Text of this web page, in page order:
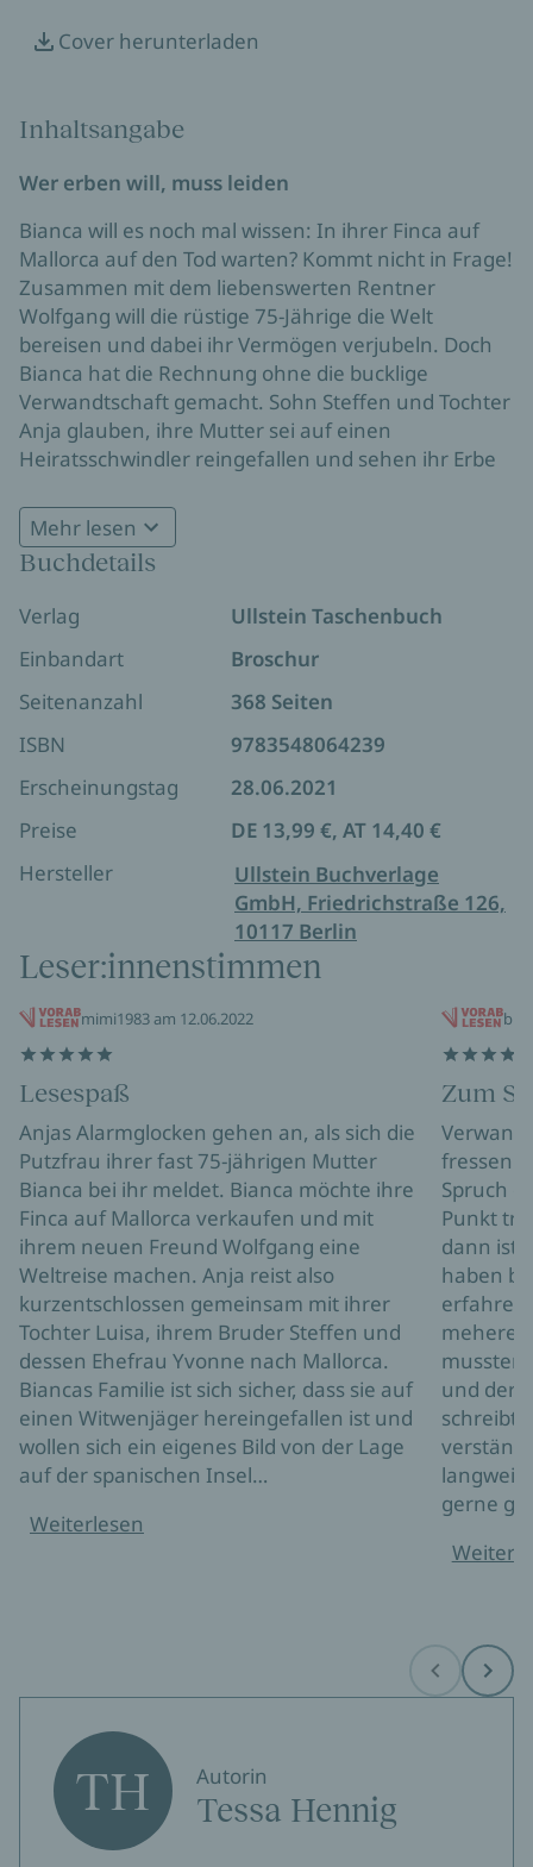
Cover herunterladen
Inhaltsangabe
Wer erben will, muss leiden
Bianca will es noch mal wissen: In ihrer Finca auf
Mallorca auf den Tod warten? Kommt nicht in Frage!
Zusammen mit dem liebenswerten Rentner
Wolfgang will die rüstige 75-Jährige die Welt
bereisen und dabei ihr Vermögen verjubeln. Doch
Bianca hat die Rechnung ohne die bucklige
Verwandtschaft gemacht. Sohn Steffen und Tochter
Anja glauben, ihre Mutter sei auf einen
Heiratsschwindler reingefallen und sehen ihr Erbe
um ihre Mutter umzustimmen. Doch die denkt gar
nicht daran, das Erbe einfach so den Nachkommen
zu überlassen. Nur wer sie wirklich liebt, soll etwas
bekommen, und sie weiß auch schon, wie sie die
Familie auf die Probe stellen kann ...
Mehr lesen
Buchdetails
Verlag
Ullstein Taschenbuch
Einbandart
Broschur
Seitenanzahl
368 Seiten
ISBN
9783548064239
Erscheinungstag
28.06.2021
Preise
DE 13,99 €, AT 14,40 €
Hersteller
Ullstein Buchverlage
GmbH, Friedrichstraße 126,
10117 Berlin
Leser:innenstimmen
mimi1983 am 12.06.2022
Lesespaß
Anjas Alarmglocken gehen an, als sich die
Putzfrau ihrer fast 75-jährigen Mutter
Bianca bei ihr meldet. Bianca möchte ihre
Finca auf Mallorca verkaufen und mit
ihrem neuen Freund Wolfgang eine
Weltreise machen. Anja reist also
kurzentschlossen gemeinsam mit ihrer
Tochter Luisa, ihrem Bruder Steffen und
dessen Ehefrau Yvonne nach Mallorca.
Biancas Familie ist sich sicher, dass sie auf
einen Witwenjäger hereingefallen ist und
wollen sich ein eigenes Bild von der Lage
auf der spanischen Insel…
Weiterlesen
Zum
fressen
Spruch
Punkt
dann ist
haben
erfahren
mehere
und der
schreibt
gerne
Before Next
TH Autorin
Tessa Hennig